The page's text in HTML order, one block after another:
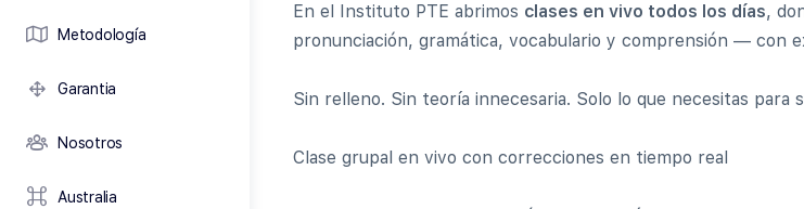
Metodología
Garantia
Nosotros
Australia
En el Instituto PTE abrimos clases en vivo todos los días,
pronunciación, gramática, vocabulario y comprensión — con
Sin relleno. Sin teoría innecesaria. Solo lo que necesitas para
Clase grupal en vivo con correcciones en tiempo real